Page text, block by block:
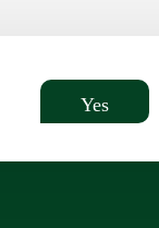
Yes